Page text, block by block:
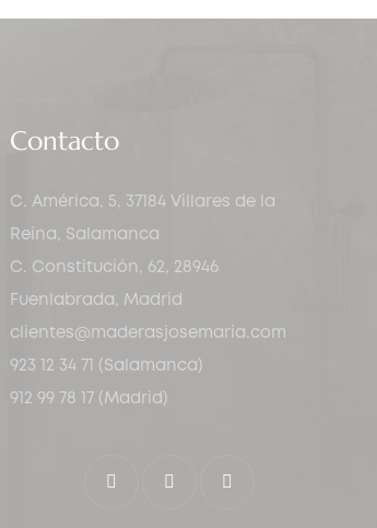
Contacto
C. América, 5, 37184 Villares de la
Reina, Salamanca
C. Constitución, 62, 28946
Fuenlabrada, Madrid
clientes@maderasjosemaria.com
923 12 34 71 (Salamanca)
912 99 78 17 (Madrid)